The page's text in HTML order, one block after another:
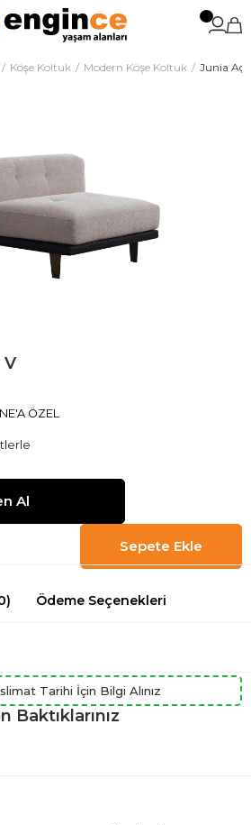
Köşe Koltuk Modern Köşe Koltuk Junia
V
ÖZEL
Ödeme Seçenekleri
Tarihi İçin Bilgi Alınız
Baktıklarınız